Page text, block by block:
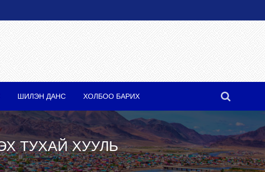
ШИЛЭН ДАНС ХОЛБОО БАРИХ
ТУХАЙ ХУУЛЬ